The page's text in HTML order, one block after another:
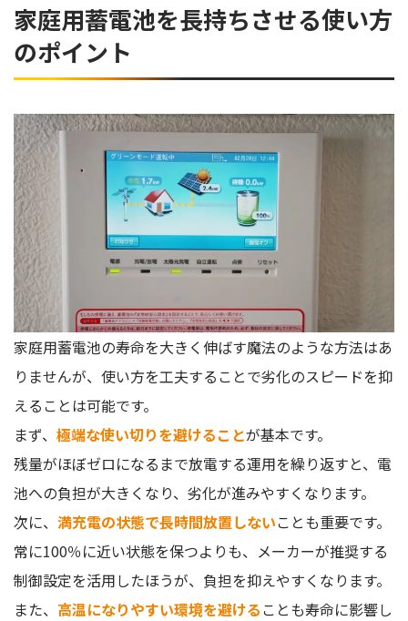
家庭用蓄電池を長持ちさせる使い方
のポイント
家庭用蓄電池の寿命を大きく伸ばす魔法のような方法はあ
りませんが、使い方を工夫することで劣化のスピードを抑
えることは可能です。
まず、 極端な使い切りを避けることが基本です。
残量がほぼゼロになるまで放電する運用を繰り返すと、電
池への負担が大きくなり、劣化が進みやすくなります。
次に、 満充電の状態で長時間放置しないことも重要です。
常に100％に近い状態を保つよりも、メーカーが推奨する
制御設定を活用したほうが、負担を抑えやすくなります。
また、 高温になりやすい環境を避ける ことも寿命に影響し